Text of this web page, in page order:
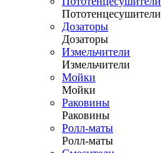
Пототенцесушители
Дозаторы
Дозаторы
Измельчители
Измельчители
Мойки
Мойки
Раковины
Раковины
Ролл-маты
Ролл-маты